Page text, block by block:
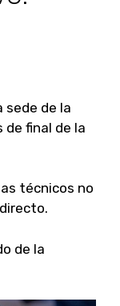
sede de la
de final de la
técnicos no
de la